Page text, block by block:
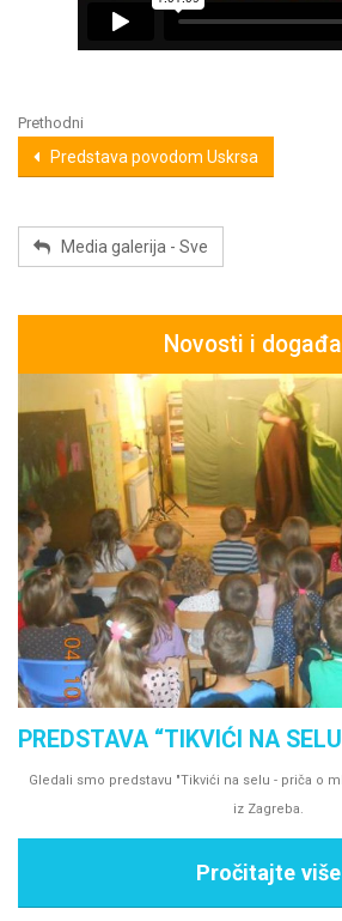
Prethodni
Predstava povodom Uskrsa
Media galerija - Sve
Novosti i
Gledali smo predstavu "Tikvići na selu - priča o
iz Zagreba.
Pročitajte više